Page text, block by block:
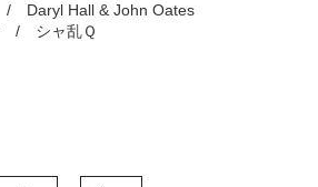
Daryl Hall & John Oates
/ シャ乱Ｑ